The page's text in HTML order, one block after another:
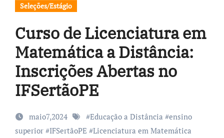
Seleções/Estágio
Curso de Licenciatura em
Matemática a Distância:
Inscrições Abertas no
IFSertãoPE
maio7,2024 #Educação a Distância #ensino
superior#IFSertãoPE #Licenciatura em Matemática